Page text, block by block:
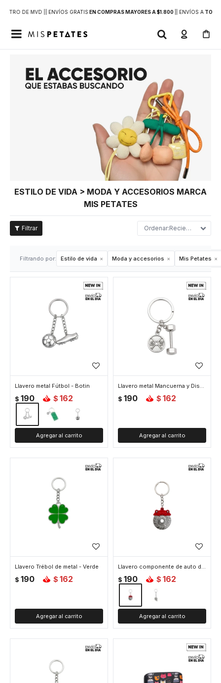
DE MVD | | ENVÍOS GRATIS EN COMPRAS MAYORES A $1.800 | ENVÍOS ATODO

ESTILO DE VIDA > MODA Y ACCESORIOS MARCA
MIS PETATES
Recientes
Filtrando por: Estilo de vida Moda y accesorios Mis Petates
Llavero metal Fútbol - Botin
$ 190 $ 162
Llavero metal Mancuerna y Disco
$ 190 $ 162
Llavero Trébol de metal - Verde
$ 190 $ 162
Llavero componente de auto de metal - Disco
$ 190 $ 162